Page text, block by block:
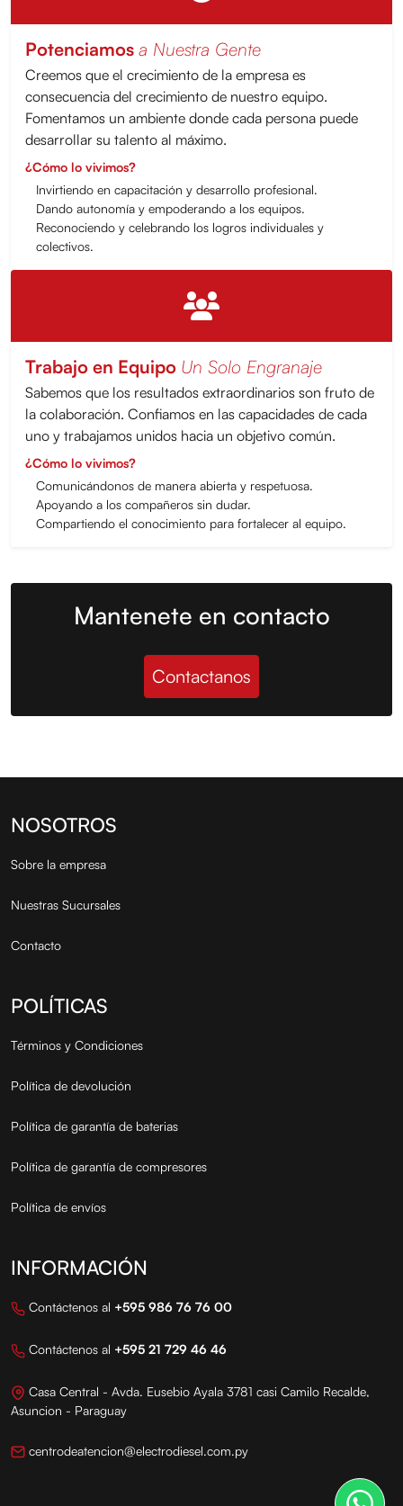
Potenciamos a Nuestra Gente
Creemos que el crecimiento de la empresa es
consecuencia del crecimiento de nuestro equipo.
Fomentamos un ambiente donde cada persona puede
desarrollar su talento al máximo.
¿Cómo lo vivimos?
Invirtiendo en capacitación y desarrollo profesional.
Dando autonomía y empoderando a los equipos.
Reconociendo y celebrando los logros individuales y
colectivos.
Trabajo en Equipo Un Solo Engranaje
Sabemos que los resultados extraordinarios son fruto de
la colaboración. Confiamos en las capacidades de cada
uno y trabajamos unidos hacia un objetivo común.
¿Cómo lo vivimos?
Comunicándonos de manera abierta y respetuosa.
Apoyando a los compañeros sin dudar.
Compartiendo el conocimiento para fortalecer al equipo.
Mantenete en contacto
Contactanos
NOSOTROS
Sobre la empresa
Nuestras Sucursales
Contacto
POLÍTICAS
Términos y Condiciones
Política de devolución
Política de garantía de baterias
Política de garantía de compresores
Política de envíos
INFORMACIÓN
Contáctenos al +595 986 76 76 00
Contáctenos al +595 21 729 46 46
Casa Central - Avda. Eusebio Ayala 3781 casi Camilo Recalde,
Asuncion - Paraguay
centrodeatencion@electrodiesel.com.py